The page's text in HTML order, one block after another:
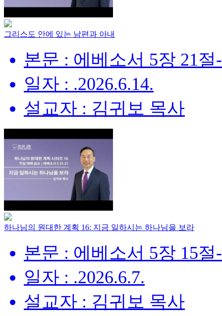
그리스도 안에 있는 남편과 아내
본문 : 에베소서 5장 21절
일자 : .2026.6.14.
설교자 : 김귀보 목사
하나님의 원대한 계획 16: 지금 일하시는 하나님을 보라
본문 : 에베소서 5장 15절
일자 : .2026.6.7.
설교자 : 김귀보 목사